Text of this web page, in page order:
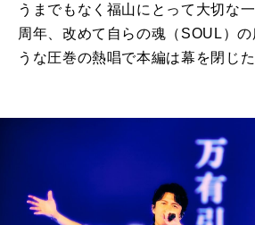
うまでもなく福山にとって大切な
周年、改めて自らの魂（SOUL）
うな圧巻の熱唱で本編は幕を閉じた